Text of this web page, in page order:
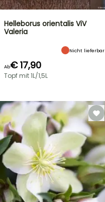
Helleborus orientalis ViV
Valeria
Nicht lieferbar
Ab€ 17,90
Topf mit 1L/1,5L